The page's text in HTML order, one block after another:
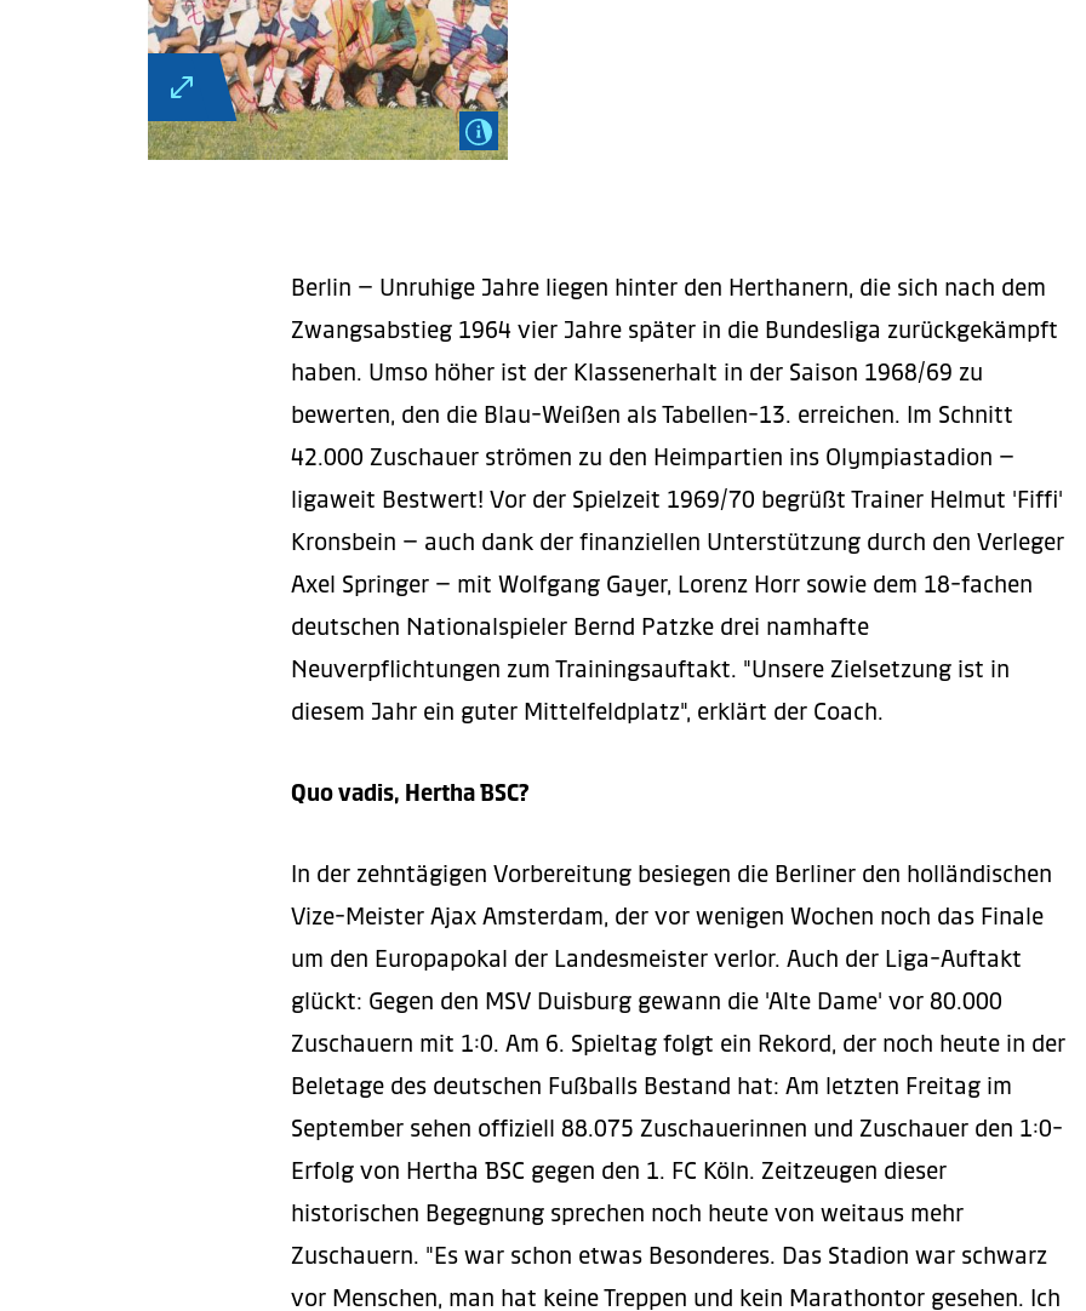
Berlin – Unruhige Jahre liegen hinter den Herthanern, die sich nach dem
Zwangsabstieg 1964 vier Jahre später in die Bundesliga zurückgekämpft
haben. Umso höher ist der Klassenerhalt in der Saison 1968/69 zu
bewerten, den die Blau-Weißen als Tabellen-13. erreichen. Im Schnitt
42.000 Zuschauer strömen zu den Heimpartien ins Olympiastadion –
ligaweit Bestwert! Vor der Spielzeit 1969/70 begrüßt Trainer Helmut 'Fiffi'
Kronsbein – auch dank der finanziellen Unterstützung durch den Verleger
Axel Springer – mit Wolfgang Gayer, Lorenz Horr sowie dem 18-fachen
deutschen Nationalspieler Bernd Patzke drei namhafte
Neuverpflichtungen zum Trainingsauftakt. "Unsere Zielsetzung ist in
diesem Jahr ein guter Mittelfeldplatz", erklärt der Coach.
Quo vadis, Hertha BSC?
In der zehntägigen Vorbereitung besiegen die Berliner den holländischen
Vize-Meister Ajax Amsterdam, der vor wenigen Wochen noch das Finale
um den Europapokal der Landesmeister verlor. Auch der Liga-Auftakt
glückt: Gegen den MSV Duisburg gewann die 'Alte Dame' vor 80.000
Zuschauern mit 1:0. Am 6. Spieltag folgt ein Rekord, der noch heute in der
Beletage des deutschen Fußballs Bestand hat: Am letzten Freitag im
September sehen offiziell 88.075 Zuschauerinnen und Zuschauer den 1:0-
Erfolg von Hertha BSC gegen den 1. FC Köln. Zeitzeugen dieser
historischen Begegnung sprechen noch heute von weitaus mehr
Zuschauern. "Es war schon etwas Besonderes. Das Stadion war schwarz
vor Menschen, man hat keine Treppen und kein Marathontor gesehen. Ich